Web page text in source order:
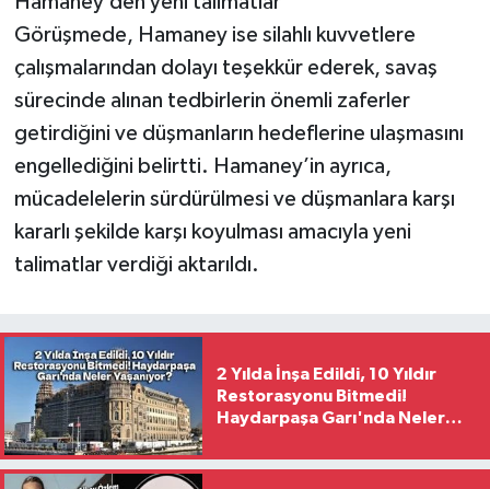
Görüşmede, Hamaney ise silahlı kuvvetlere
çalışmalarından dolayı teşekkür ederek, savaş
sürecinde alınan tedbirlerin önemli zaferler
getirdiğini ve düşmanların hedeflerine ulaşmasını
engellediğini belirtti. Hamaney’in ayrıca,
mücadelelerin sürdürülmesi ve düşmanlara karşı
kararlı şekilde karşı koyulması amacıyla yeni
talimatlar verdiği aktarıldı.
2 Yılda İnşa Edildi, 10 Yıldır
Restorasyonu Bitmedi!
Haydarpaşa Garı'nda Neler